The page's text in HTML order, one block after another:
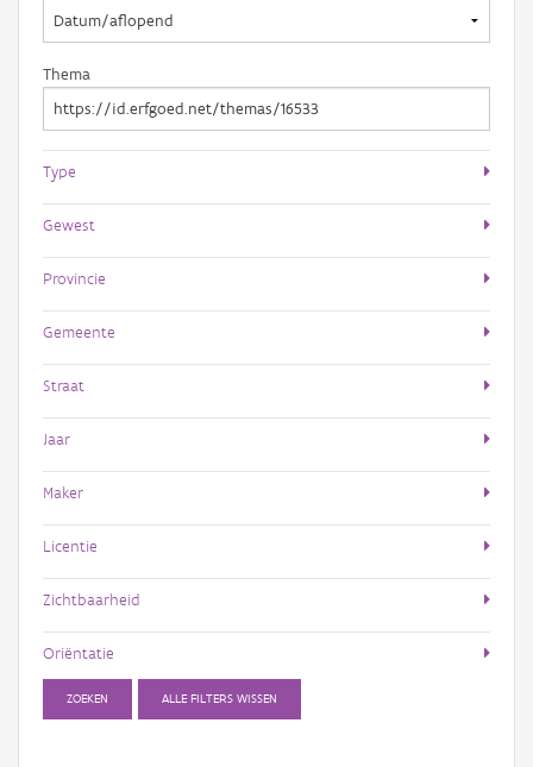
Thema
Type
Gewest
Provincie
Gemeente
Straat
Jaar
Maker
Licentie
Zichtbaarheid
Oriëntatie
ZOEKEN ALLE FILTERS WISSEN